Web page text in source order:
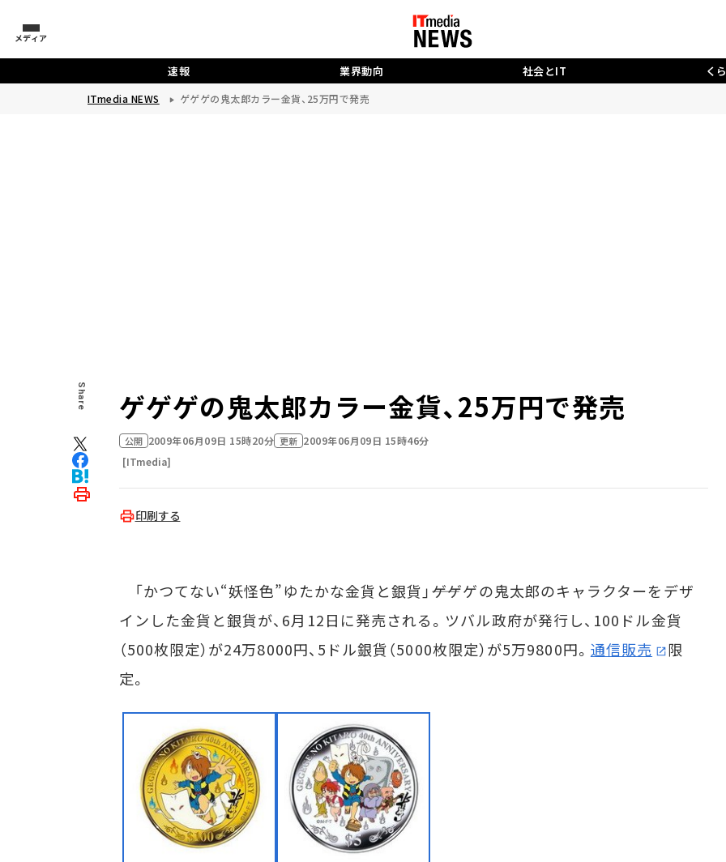
メディア
速報 業界動向 社会とIT く
ITmedia NEWS ゲゲゲの鬼太郎カラー金貨、25万円で発売
Share ゲゲゲの鬼太郎カラー金貨、25万円で発売
公開 2009年06月09日 15時20分 更新 2009年06月09日 15時46分
[ITmedia]
印刷する
「かつてない“妖怪色”ゆたかな金貨と銀貨」――ゲゲゲの鬼太郎のキャラクターをデザ
インした金貨と銀貨が、6月12日に発売される。ツバル政府が発行し、100ドル金貨
（500枚限定）が24万8000円、5ドル銀貨（5000枚限定）が5万9800円。 通信販売
限
定。